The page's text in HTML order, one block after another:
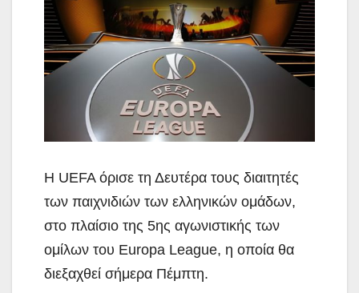
Η UEFA όρισε τη Δευτέρα τους διαιτητές
των παιχνιδιών των ελληνικών ομάδων,
στο πλαίσιο της 5ης αγωνιστικής των
ομίλων του Europa League, η οποία θα
διεξαχθεί σήμερα Πέμπτη.